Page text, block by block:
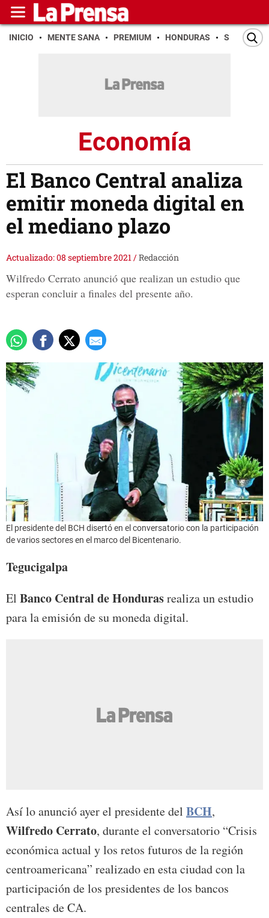
INICIO MENTE SANA PREMIUM HONDURAS SAN PEDRO
Economía
El Banco Central analiza
emitir moneda digital en
el mediano plazo
Actualizado: 08 septiembre 2021/Redacción
Wilfredo Cerrato anunció que realizan un estudio que
esperan concluir a finales del presente año.
El presidente del BCH disertó en el conversatorio con la participación
de varios sectores en el marco del Bicentenario.
Tegucigalpa
El Banco Central de Hondurasrealiza un estudio
para la emisión de su moneda digital.
Así lo anunció ayer el presidente del BCH,
Wilfredo Cerrato, durante el conversatorio “Crisis
económica actual y los retos futuros de la región
centroamericana” realizado en esta ciudad con la
participación de los presidentes de los bancos
centrales de CA.